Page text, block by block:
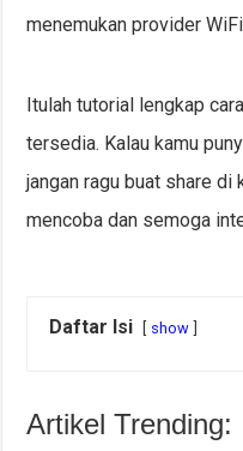
menemukan provider
Itulah tutorial lengkap
tersedia. Kalau kamu
jangan ragu buat share di
mencoba dan semoga
Daftar Isi show
Artikel Trending: